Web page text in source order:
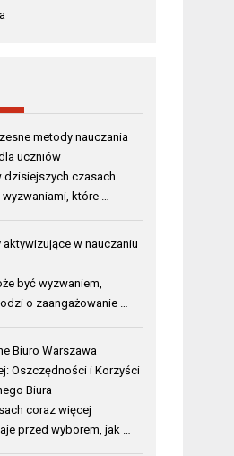
metody nauczania
uczniów
dzisiejszych czasach
które …
aktywizujące w nauczaniu
być wyzwaniem,
o zaangażowanie …
Biuro Warszawa
Oszczędności i Korzyści
Biura
coraz więcej
przed wyborem, jak …